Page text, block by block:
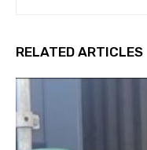
RELATED ARTICLES